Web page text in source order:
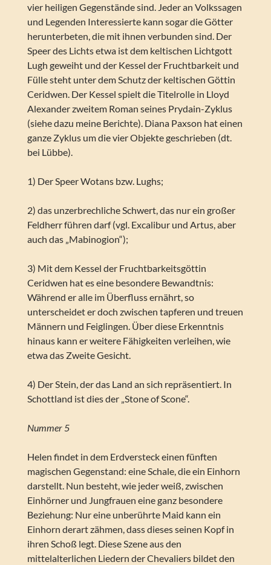
vier heiligen Gegenstände sind. Jeder an Volkssagen
und Legenden Interessierte kann sogar die Götter
herunterbeten, die mit ihnen verbunden sind. Der
Speer des Lichts etwa ist dem keltischen Lichtgott
Lugh geweiht und der Kessel der Fruchtbarkeit und
Fülle steht unter dem Schutz der keltischen Göttin
Ceridwen. Der Kessel spielt die Titelrolle in Lloyd
Alexander zweitem Roman seines Prydain-Zyklus
(siehe dazu meine Berichte). Diana Paxson hat einen
ganze Zyklus um die vier Objekte geschrieben (dt.
bei Lübbe).
1) Der Speer Wotans bzw. Lughs;
2) das unzerbrechliche Schwert, das nur ein großer
Feldherr führen darf (vgl. Excalibur und Artus, aber
auch das „Mabinogion“);
3) Mit dem Kessel der Fruchtbarkeitsgöttin
Ceridwen hat es eine besondere Bewandtnis:
Während er alle im Überfluss ernährt, so
unterscheidet er doch zwischen tapferen und treuen
Männern und Feiglingen. Über diese Erkenntnis
hinaus kann er weitere Fähigkeiten verleihen, wie
etwa das Zweite Gesicht.
4) Der Stein, der das Land an sich repräsentiert. In
Schottland ist dies der „Stone of Scone“.
Nummer 5
Helen findet in dem Erdversteck einen fünften
magischen Gegenstand: eine Schale, die ein Einhorn
darstellt. Nun besteht, wie jeder weiß, zwischen
Einhörner und Jungfrauen eine ganz besondere
Beziehung: Nur eine unberührte Maid kann ein
Einhorn derart zähmen, dass dieses seinen Kopf in
ihren Schoß legt. Diese Szene aus den
mittelalterlichen Liedern der Chevaliers bildet den